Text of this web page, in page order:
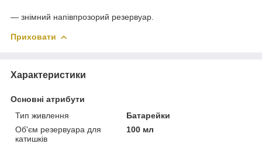
— знімний напівпрозорий резервуар.
Приховати
Характеристики
Основні атрибути
Тип живлення
Батарейки
Об'єм резервуара для
катишків
100 мл